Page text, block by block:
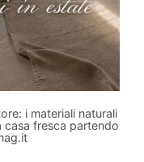
i materiali naturali
casa fresca partendo